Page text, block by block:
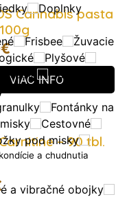
Doplnky
Frisbee
Žuvacie
Plyšové
Plávajúce
Fontánky na
Cestovné
pod misky
a vibračné obojky
Cannabis pasta
€
VIAC INFO
– 90 tbl.
a chudnutia